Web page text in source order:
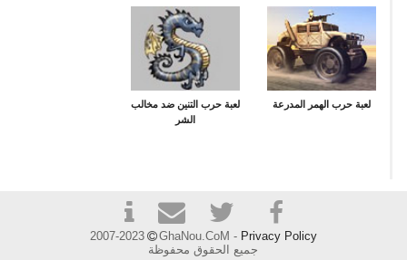
لعبة حرب الهمر المدرعة
لعبة حرب التنين ضد مخالب
الشر
2007-2023 GhaNou.CoM - Privacy Policy
جميع الحقوق محفوظة